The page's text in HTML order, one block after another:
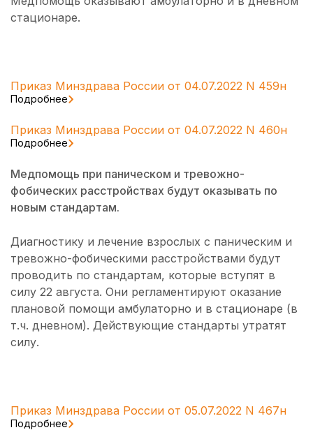
стационаре.
Приказ Минздрава России от 04.07.2022 N 459н
Подробнее
Приказ Минздрава России от 04.07.2022 N 460н
Подробнее
Медпомощь при паническом и тревожно-
фобических расстройствах будут оказывать по
новым стандартам.
Диагностику и лечение взрослых с паническим и
тревожно-фобическими расстройствами будут
проводить по стандартам, которые вступят в
силу 22 августа. Они регламентируют оказание
плановой помощи амбулаторно и в стационаре (в
т.ч. дневном). Действующие стандарты утратят
силу.
Приказ Минздрава России от 05.07.2022 N 467н
Подробнее